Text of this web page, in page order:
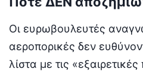
Οι ευρωβουλευτές
αεροπορικές δεν
λίστα με τις